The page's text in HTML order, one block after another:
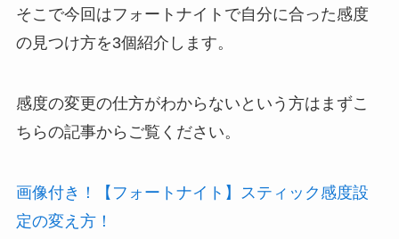
そこで今回はフォートナイトで自分に合った感度
の見つけ方を3個紹介 します。
感度の変更の仕方がわからないという方はまずこ
ちらの記事からご覧ください。
画像付き！【フォートナイト】スティック感度設
定の変え方！